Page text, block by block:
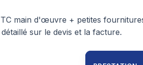
main d'œuvre + petites
sur le devis et la facture.